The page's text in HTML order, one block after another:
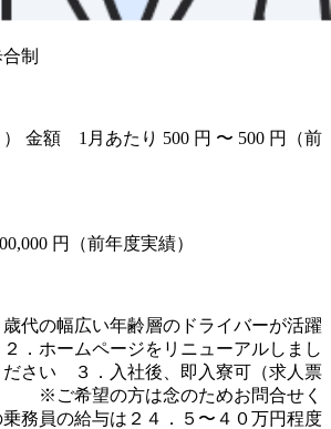
制
金額 1月あたり 500 円 〜 500 円（前
円（前年度実績）
代の幅広い年齢層のドライバーが活躍
ホームページをリニューアルしまし
ださい ３．入社後、即入寮可（求人票
※ご希望の方は念のためお問合せく
務員の給与は２４．５〜４０万円程度